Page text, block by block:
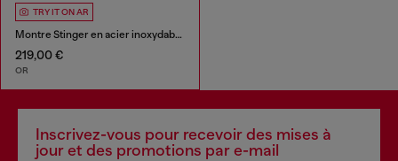
TRY IT ON AR
Montre Stinger en acier inoxydable doré
219,00 €
OR
Inscrivez-vous pour recevoir des mises à
jour et des promotions par e-mail